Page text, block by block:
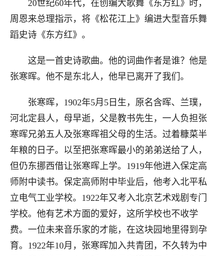
20世纪60年代，在创编大歌舞《东方红》时，
周恩来总理指示，将《松花江上》编进大型音乐舞
蹈史诗《东方红》。
这是一首史诗歌曲。他的词曲作者是谁？他是
张寒晖。他不是东北人，他早已离开了我们。
张寒晖，1902年5月5日生，原名含晖、兰璞，
河北定县人，母早逝，父是教书先生，一人负担张
寒晖兄弟五人及张寒晖祖父母的生活。过着糠菜半
年粮的日子。以至把张寒晖最小的弟弟送给了人，
但仍东挪西借让张寒晖上学。1919年他进入保定高
师附中读书。保定高师附中毕业后，他考入北平私
立电气工业学校。1922年又考入北京艺术戏剧专门
学校。他有艺术方面的爱好，这所学校也不收学
费。一位未来音乐家的才能，在这块园地里得到孕
育。1922年10月，张寒晖加入共青团，不久转为中